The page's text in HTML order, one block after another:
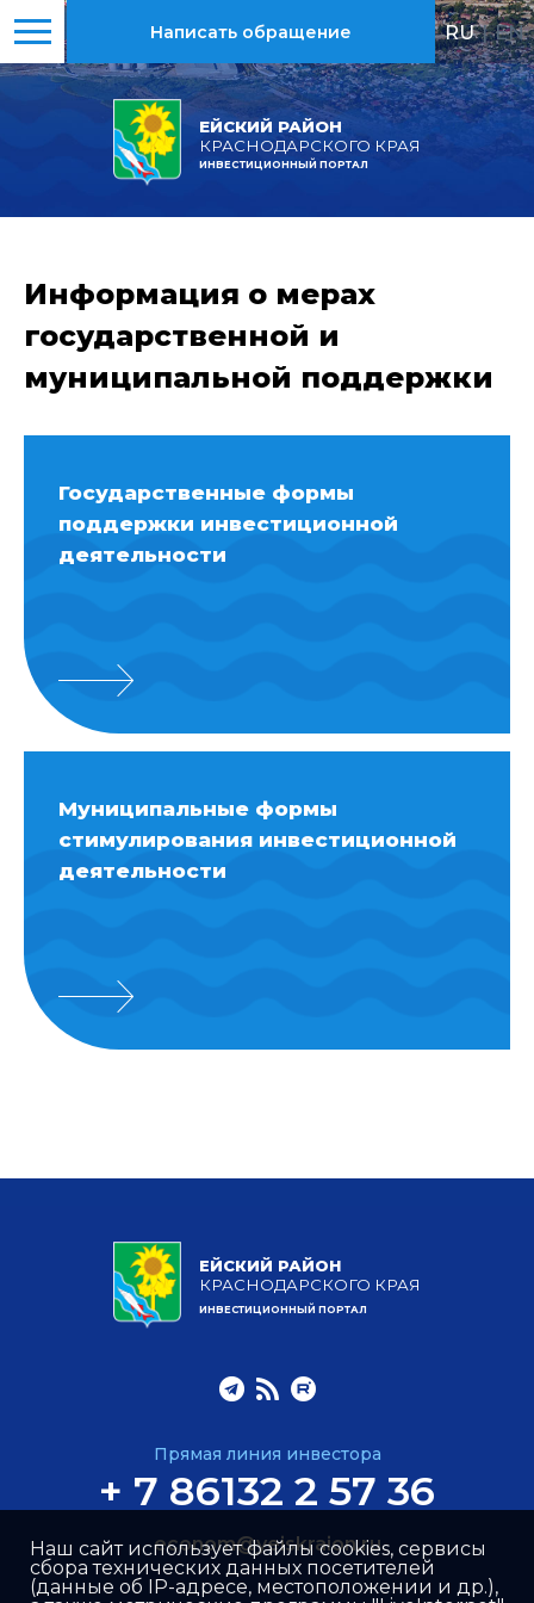
ЕЙСКИЙ РАЙОН
КРАСНОДАРСКОГО КРАЯ
ИНВЕСТИЦИОННЫЙ ПОРТАЛ
Написать обращение RU | EN
Информация о мерах
государственной и
муниципальной поддержки
Государственные формы
поддержки инвестиционной
деятельности
Муниципальные формы
стимулирования инвестиционной
деятельности
ЕЙСКИЙ РАЙОН
КРАСНОДАРСКОГО КРАЯ
ИНВЕСТИЦИОННЫЙ ПОРТАЛ
Прямая линия инвестора
+ 7 86132 2 57 36
econom@yeiskraion.ru
Наш сайт использует файлы cookies, сервисы
сбора технических данных посетителей
(данные об IP-адресе, местоположении и др.),